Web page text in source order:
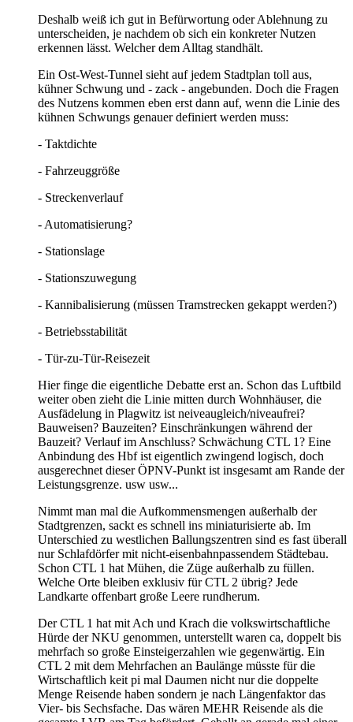
Deshalb weiß ich gut in Befürwortung oder Ablehnung zu
unterscheiden, je nachdem ob sich ein konkreter Nutzen
erkennen lässt. Welcher dem Alltag standhält.
Ein Ost-West-Tunnel sieht auf jedem Stadtplan toll aus,
kühner Schwung und - zack - angebunden. Doch die Fragen
des Nutzens kommen eben erst dann auf, wenn die Linie des
kühnen Schwungs genauer definiert werden muss:
- Taktdichte
- Fahrzeuggröße
- Streckenverlauf
- Automatisierung?
- Stationslage
- Stationszuwegung
- Kannibalisierung (müssen Tramstrecken gekappt werden?)
- Betriebsstabilität
- Tür-zu-Tür-Reisezeit
Hier finge die eigentliche Debatte erst an. Schon das Luftbild
weiter oben zieht die Linie mitten durch Wohnhäuser, die
Ausfädelung in Plagwitz ist neiveaugleich/niveaufrei?
Bauweisen? Bauzeiten? Einschränkungen während der
Bauzeit? Verlauf im Anschluss? Schwächung CTL 1? Eine
Anbindung des Hbf ist eigentlich zwingend logisch, doch
ausgerechnet dieser ÖPNV-Punkt ist insgesamt am Rande der
Leistungsgrenze. usw usw...
Nimmt man mal die Aufkommensmengen außerhalb der
Stadtgrenzen, sackt es schnell ins miniaturisierte ab. Im
Unterschied zu westlichen Ballungszentren sind es fast überall
nur Schlafdörfer mit nicht-eisenbahnpassendem Städtebau.
Schon CTL 1 hat Mühen, die Züge außerhalb zu füllen.
Welche Orte bleiben exklusiv für CTL 2 übrig? Jede
Landkarte offenbart große Leere rundherum.
Der CTL 1 hat mit Ach und Krach die volkswirtschaftliche
Hürde der NKU genommen, unterstellt waren ca, doppelt bis
mehrfach so große Einsteigerzahlen wie gegenwärtig. Ein
CTL 2 mit dem Mehrfachen an Baulänge müsste für die
Wirtschaftlich keit pi mal Daumen nicht nur die doppelte
Menge Reisende haben sondern je nach Längenfaktor das
Vier- bis Sechsfache. Das wären MEHR Reisende als die